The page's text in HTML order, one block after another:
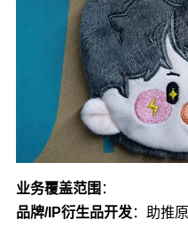
业务覆盖范围 ：
品牌/IP衍生品开发：助推